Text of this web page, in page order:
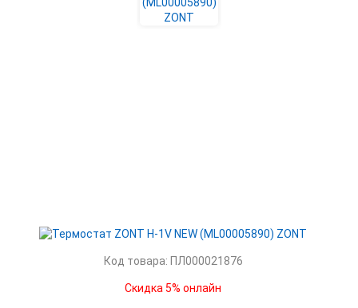
Код товара: ПЛ000021876
Скидка 5% онлайн